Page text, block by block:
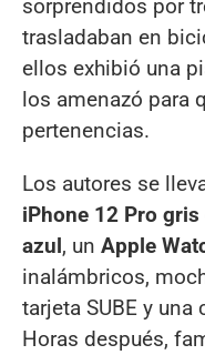
sorprendidos por
trasladaban en
ellos exhibió una
los amenazó para
pertenencias.
Los autores se
iPhone 12 Pro
azul, un Apple
inalámbricos,
tarjeta SUBE y una
Horas después,